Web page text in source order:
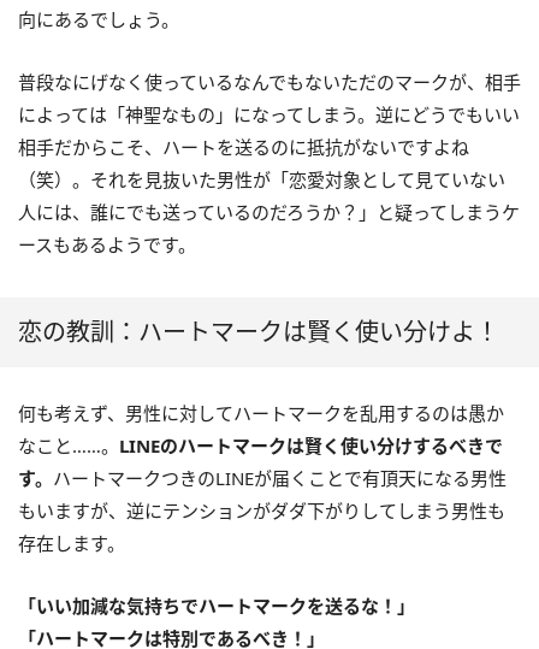
向にあるでしょう。
普段なにげなく使っているなんでもないただのマークが、相手
によっては「神聖なもの」になってしまう。逆にどうでもいい
相手だからこそ、ハートを送るのに抵抗がないですよね
（笑）。それを見抜いた男性が「恋愛対象として見ていない
人には、誰にでも送っているのだろうか？」と疑ってしまうケ
ースもあるようです。
恋の教訓：ハートマークは賢く使い分けよ！
何も考えず、男性に対してハートマークを乱用するのは愚か
なこと……。 LINEのハートマークは賢く使い分けするべきで
す。 ハートマークつきのLINEが届くことで有頂天になる男性
もいますが、逆にテンションがダダ下がりしてしまう男性も
存在します。
「いい加減な気持ちでハートマークを送るな！」
「ハートマークは特別であるべき！」